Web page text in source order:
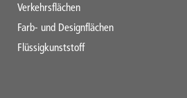
Verkehrsflächen
Farb- und Designflächen
Flüssigkunststoff